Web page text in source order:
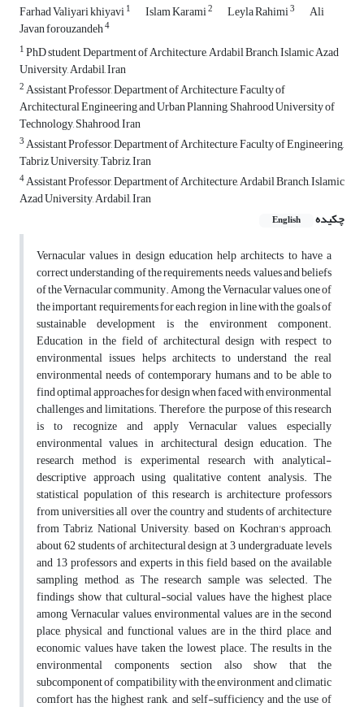
Farhad Valiyari khiyavi1 Islam Karami2 Leyla Rahimi3 Ali
Javan forouzandeh4
1PhD student, Department of Architecture, Ardabil Branch, Islamic Azad
University, Ardabil, Iran
2Assistant Professor, Department of Architecture, Faculty of
Architectural Engineering and Urban Planning, Shahrood University of
Technology, Shahrood, Iran
3Assistant Professor, Department of Architecture, Faculty of Engineering,
Tabriz University, Tabriz, Iran
4Assistant Professor, Department of Architecture, Ardabil Branch, Islamic
Azad University, Ardabil, Iran
چکیده
English
Vernacular values in design education help architects to have a
correct understanding of the requirements, needs, values and beliefs
of the Vernacular community. Among the Vernacular values, one of
the important requirements for each region in line with the goals of
sustainable development is the environment component.
Education in the field of architectural design with respect to
environmental issues helps architects to understand the real
environmental needs of contemporary humans and to be able to
find optimal approaches for design when faced with environmental
challenges and limitations. Therefore, the purpose of this research
is to recognize and apply Vernacular values, especially
environmental values, in architectural design education. The
research method is experimental research with analytical-
descriptive approach using qualitative content analysis. The
statistical population of this research is architecture professors
from universities all over the country and students of architecture
from Tabriz National University, based on Kochran's approach,
about 62 students of architectural design at 3 undergraduate levels
and 13 professors and experts in this field based on the available
sampling method, as The research sample was selected. The
findings show that cultural-social values have the highest place
among Vernacular values, environmental values are in the second
place, physical and functional values are in the third place, and
economic values have taken the lowest place. The results in the
environmental components section also show that the
subcomponent of compatibility with the environment and climatic
comfort has the highest rank, and self-sufficiency and the use of